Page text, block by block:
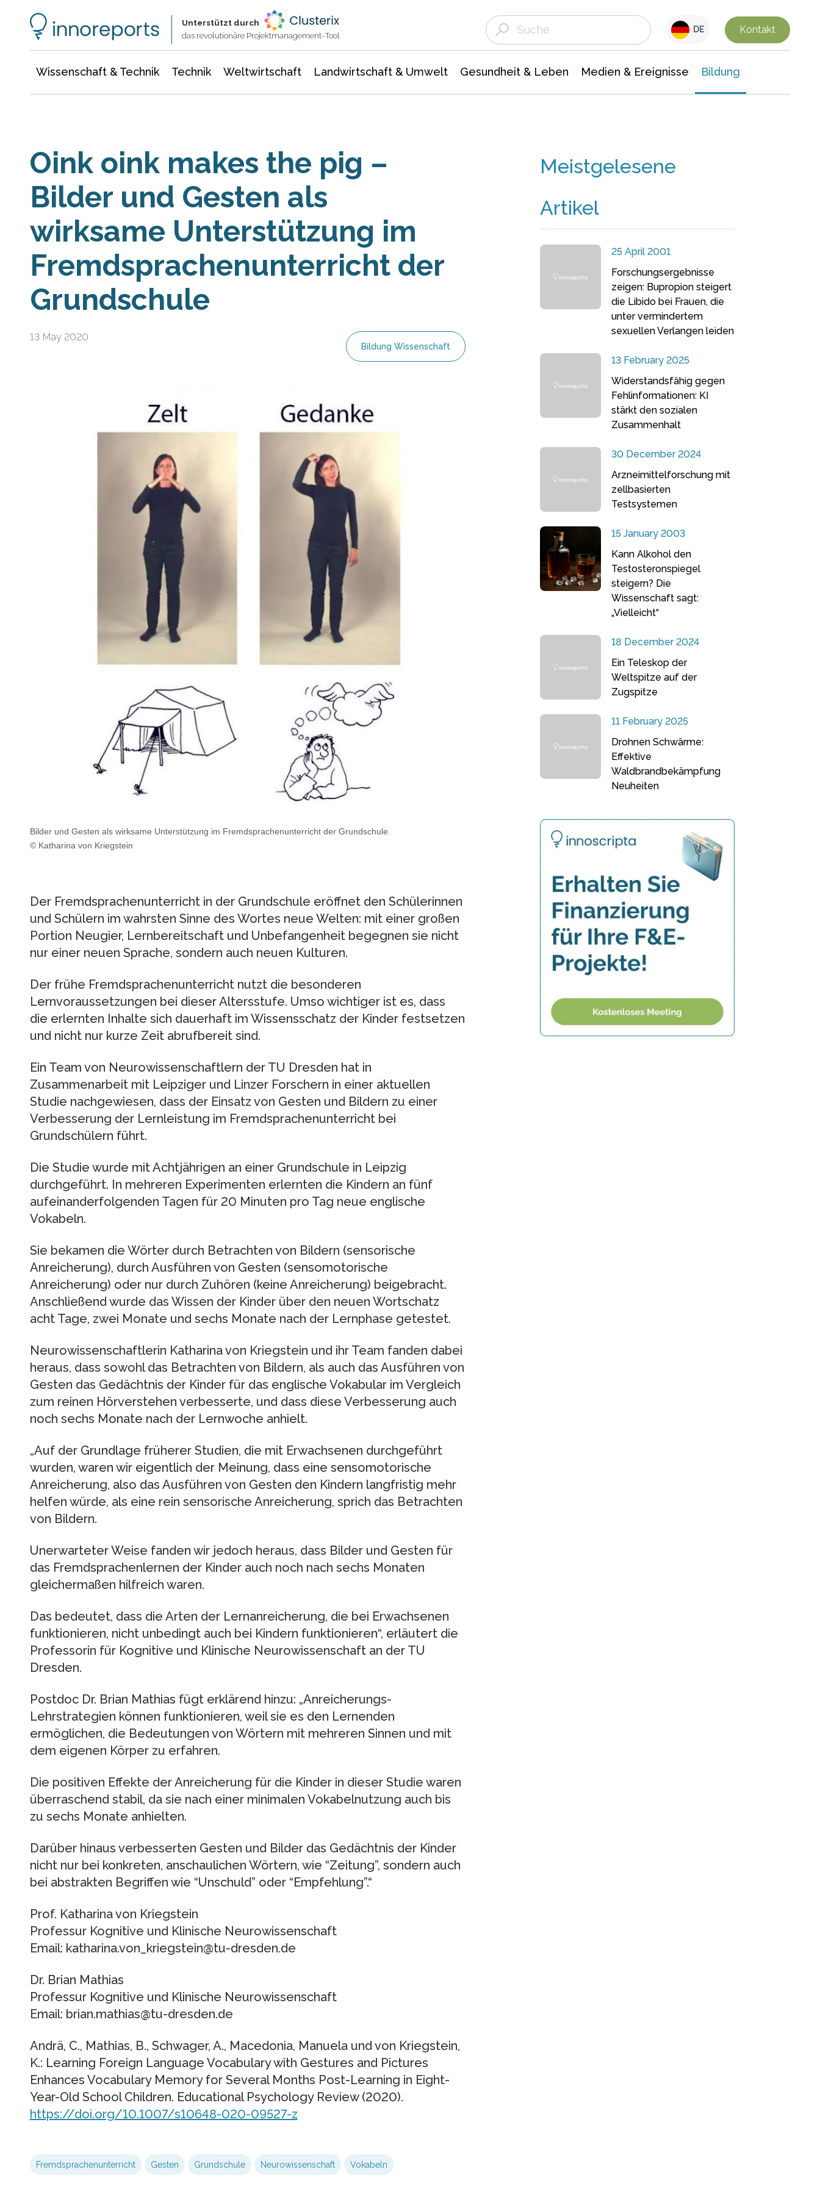
Unterstützt durch
das revolutionäre Projektmanagement-Tool
DE Kontakt
Wissenschaft & Technik Technik Weltwirtschaft Landwirtschaft & Umwelt Gesundheit & Leben Medien & Ereignisse Bildung
Oink oink makes the pig –
Bilder und Gesten als
wirksame Unterstützung im
Fremdsprachenunterricht der
Grundschule
13 May 2020
Bildung Wissenschaft
Bilder und Gesten als wirksame Unterstützung im Fremdsprachenunterricht der Grundschule.
© Katharina von Kriegstein
Der Fremdsprachenunterricht in der Grundschule eröffnet den Schülerinnen
und Schülern im wahrsten Sinne des Wortes neue Welten: mit einer großen
Portion Neugier, Lernbereitschaft und Unbefangenheit begegnen sie nicht
nur einer neuen Sprache, sondern auch neuen Kulturen.
Der frühe Fremdsprachenunterricht nutzt die besonderen
Lernvoraussetzungen bei dieser Altersstufe. Umso wichtiger ist es, dass
die erlernten Inhalte sich dauerhaft im Wissensschatz der Kinder festsetzen
und nicht nur kurze Zeit abrufbereit sind.
Ein Team von Neurowissenschaftlern der TU Dresden hat in
Zusammenarbeit mit Leipziger und Linzer Forschern in einer aktuellen
Studie nachgewiesen, dass der Einsatz von Gesten und Bildern zu einer
Verbesserung der Lernleistung im Fremdsprachenunterricht bei
Grundschülern führt.
Die Studie wurde mit Achtjährigen an einer Grundschule in Leipzig
durchgeführt. In mehreren Experimenten erlernten die Kindern an fünf
aufeinanderfolgenden Tagen für 20 Minuten pro Tag neue englische
Vokabeln.
Sie bekamen die Wörter durch Betrachten von Bildern (sensorische
Anreicherung), durch Ausführen von Gesten (sensomotorische
Anreicherung) oder nur durch Zuhören (keine Anreicherung) beigebracht.
Anschließend wurde das Wissen der Kinder über den neuen Wortschatz
acht Tage, zwei Monate und sechs Monate nach der Lernphase getestet.
Neurowissenschaftlerin Katharina von Kriegstein und ihr Team fanden dabei
heraus, dass sowohl das Betrachten von Bildern, als auch das Ausführen von
Gesten das Gedächtnis der Kinder für das englische Vokabular im Vergleich
zum reinen Hörverstehen verbesserte, und dass diese Verbesserung auch
noch sechs Monate nach der Lernwoche anhielt.
„Auf der Grundlage früherer Studien, die mit Erwachsenen durchgeführt
wurden, waren wir eigentlich der Meinung, dass eine sensomotorische
Anreicherung, also das Ausführen von Gesten den Kindern langfristig mehr
helfen würde, als eine rein sensorische Anreicherung, sprich das Betrachten
von Bildern.
Unerwarteter Weise fanden wir jedoch heraus, dass Bilder und Gesten für
das Fremdsprachenlernen der Kinder auch noch nach sechs Monaten
gleichermaßen hilfreich waren.
Das bedeutet, dass die Arten der Lernanreicherung, die bei Erwachsenen
funktionieren, nicht unbedingt auch bei Kindern funktionieren“, erläutert die
Professorin für Kognitive und Klinische Neurowissenschaft an der TU
Dresden.
Postdoc Dr. Brian Mathias fügt erklärend hinzu: „Anreicherungs-
Lehrstrategien können funktionieren, weil sie es den Lernenden
ermöglichen, die Bedeutungen von Wörtern mit mehreren Sinnen und mit
dem eigenen Körper zu erfahren.
Die positiven Effekte der Anreicherung für die Kinder in dieser Studie waren
überraschend stabil, da sie nach einer minimalen Vokabelnutzung auch bis
zu sechs Monate anhielten.
Darüber hinaus verbesserten Gesten und Bilder das Gedächtnis der Kinder
nicht nur bei konkreten, anschaulichen Wörtern, wie “Zeitung”, sondern auch
bei abstrakten Begriffen wie “Unschuld” oder “Empfehlung”.“
Prof. Katharina von Kriegstein
Professur Kognitive und Klinische Neurowissenschaft
Email: katharina.von_kriegstein@tu-dresden.de
Dr. Brian Mathias
Professur Kognitive und Klinische Neurowissenschaft
Email: brian.mathias@tu-dresden.de
Andrä, C., Mathias, B., Schwager, A., Macedonia, Manuela und von Kriegstein,
K.: Learning Foreign Language Vocabulary with Gestures and Pictures
Enhances Vocabulary Memory for Several Months Post-Learning in Eight-
Year-Old School Children. Educational Psychology Review (2020).
https://doi.org/10.1007/s10648-020-09527-z
Fremdsprachenunterricht Gesten Grundschule Neurowissenschaft Vokabeln
Meistgelesene
Artikel
25 April 2001
Forschungsergebnisse
zeigen: Bupropion steigert
die Libido bei Frauen, die
unter vermindertem
sexuellen Verlangen leiden
13 February 2025
Widerstandsfähig gegen
Fehlinformationen: KI
stärkt den sozialen
Zusammenhalt
30 December 2024
Arzneimittelforschung mit
zellbasierten
Testsystemen
15 January 2003
Kann Alkohol den
Testosteronspiegel
steigern? Die
Wissenschaft sagt:
„Vielleicht“
18 December 2024
Ein Teleskop der
Weltspitze auf der
Zugspitze
11 February 2025
Drohnen Schwärme:
Effektive
Waldbrandbekämpfung
Neuheiten